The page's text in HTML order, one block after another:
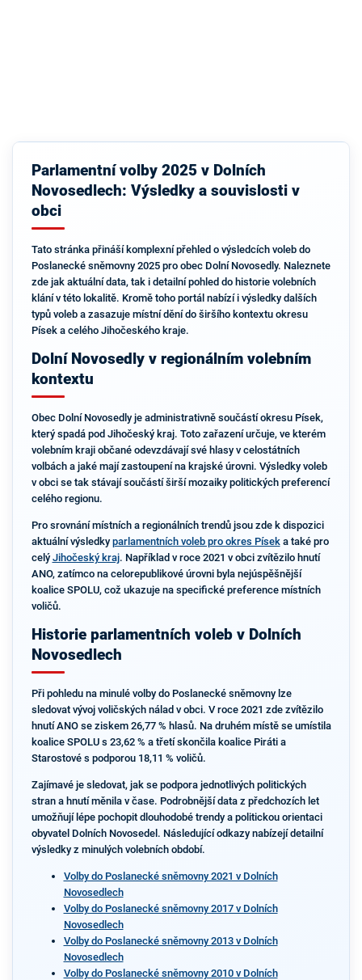
Parlamentní volby 2025 v Dolních
Novosedlech: Výsledky a souvislosti v
obci
Tato stránka přináší komplexní přehled o výsledcích voleb do
Poslanecké sněmovny 2025 pro obec Dolní Novosedly. Naleznete
zde jak aktuální data, tak i detailní pohled do historie volebních
klání v této lokalitě. Kromě toho portál nabízí i výsledky dalších
typů voleb a zasazuje místní dění do širšího kontextu okresu
Písek a celého Jihočeského kraje.
Dolní Novosedly v regionálním volebním
kontextu
Obec Dolní Novosedly je administrativně součástí okresu Písek,
který spadá pod Jihočeský kraj. Toto zařazení určuje, ve kterém
volebním kraji občané odevzdávají své hlasy v celostátních
volbách a jaké mají zastoupení na krajské úrovni. Výsledky voleb
v obci se tak stávají součástí širší mozaiky politických preferencí
celého regionu.
Pro srovnání místních a regionálních trendů jsou zde k dispozici
aktuální výsledky parlamentních voleb pro okres Píseka také pro
celý Jihočeský kraj. Například v roce 2021 v obci zvítězilo hnutí
ANO, zatímco na celorepublikové úrovni byla nejúspěšnější
koalice SPOLU, což ukazuje na specifické preference místních
voličů.
Historie parlamentních voleb v Dolních
Novosedlech
Při pohledu na minulé volby do Poslanecké sněmovny lze
sledovat vývoj voličských nálad v obci. V roce 2021 zde zvítězilo
hnutí ANO se ziskem 26,77 % hlasů. Na druhém místě se umístila
koalice SPOLU s 23,62 % a třetí skončila koalice Piráti a
Starostové s podporou 18,11 % voličů.
Zajímavé je sledovat, jak se podpora jednotlivých politických
stran a hnutí měnila v čase. Podrobnější data z předchozích let
umožňují lépe pochopit dlouhodobé trendy a politickou orientaci
obyvatel Dolních Novosedel. Následující odkazy nabízejí detailní
výsledky z minulých volebních období.
Volby do Poslanecké sněmovny 2021 v Dolních
Novosedlech
Volby do Poslanecké sněmovny 2017 v Dolních
Novosedlech
Volby do Poslanecké sněmovny 2013 v Dolních
Novosedlech
Volby do Poslanecké sněmovny 2010 v Dolních